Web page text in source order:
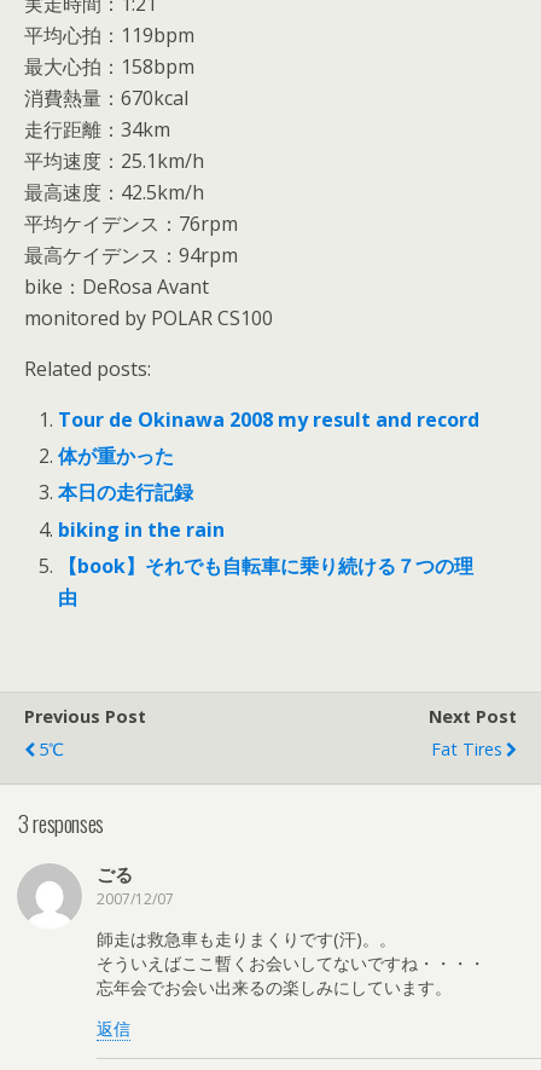
平均心拍：119bpm
最大心拍：158bpm
消費熱量：670kcal
走行距離：34km
平均速度：25.1km/h
最高速度：42.5km/h
平均ケイデンス：76rpm
最高ケイデンス：94rpm
bike：DeRosa Avant
monitored by POLAR CS100
Related posts:
Tour de Okinawa 2008 my result and record
体が重かった
本日の走行記録
biking in the rain
【book】それでも自転車に乗り続ける７つの理
由
Previous Post
5℃
Next Post
Fat Tires
3 responses
ごる
2007/12/07
師走は救急車も走りまくりです(汗)。。
そういえばここ暫くお会いしてないですね・・・・
忘年会でお会い出来るの楽しみにしています。
返信